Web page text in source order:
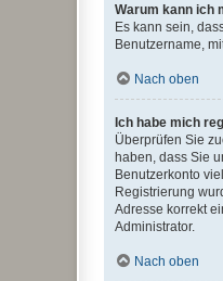
Warum kann ich
Es kann sein,
Benutzername,
Nach oben
Ich habe mich
Überprüfen Sie
haben, dass Sie
Benutzerkonto
Registrierung
Adresse korrekt
Administrator.
Nach oben